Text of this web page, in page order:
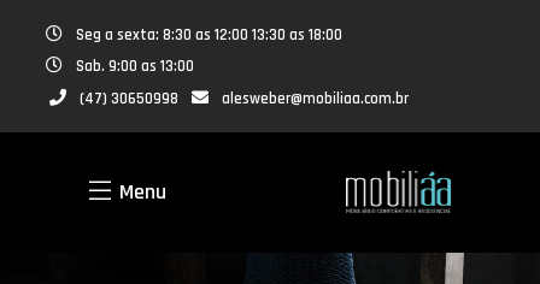
Seg a sexta: 8:30 as 12:00 13:30 as 18:00
Sab. 9:00 as 13:00
(47) 30650998
alesweber@mobiliaa.com.br
Menu